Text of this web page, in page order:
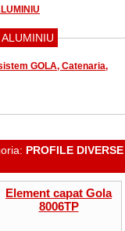
GOLA, Catenaria,
PROFILE
Element capat Gola
8006TP